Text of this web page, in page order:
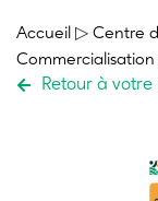
Accueil ▷ Centre
Retour à